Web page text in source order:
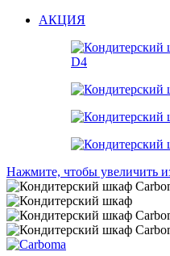
АКЦИЯ
Нажмите, чтобы увеличить